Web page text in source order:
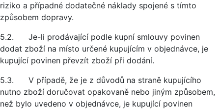
riziko a případné dodatečné náklady spojené s tímto
způsobem dopravy.
5.2. Je-li prodávající podle kupní smlouvy povinen
dodat zboží na místo určené kupujícím v objednávce, je
kupující povinen převzít zboží při dodání.
5.3. V případě, že je z důvodů na straně kupujícího
nutno zboží doručovat opakovaně nebo jiným způsobem,
než bylo uvedeno v objednávce, je kupující povinen